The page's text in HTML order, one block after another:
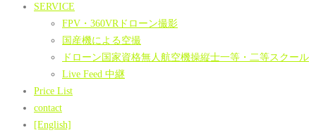
SERVICE
FPV・360VRドローン撮影
国産機による空撮
ドローン国家資格無人航空機操縦士一等・二等スクール
Live Feed 中継
Price List
contact
[English]